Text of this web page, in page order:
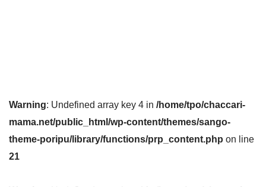
Warning: Undefined array key 4 in /home/tpo/chaccari-
mama.net/public_html/wp-content/themes/sango-
theme-poripu/library/functions/prp_content.php on line
21